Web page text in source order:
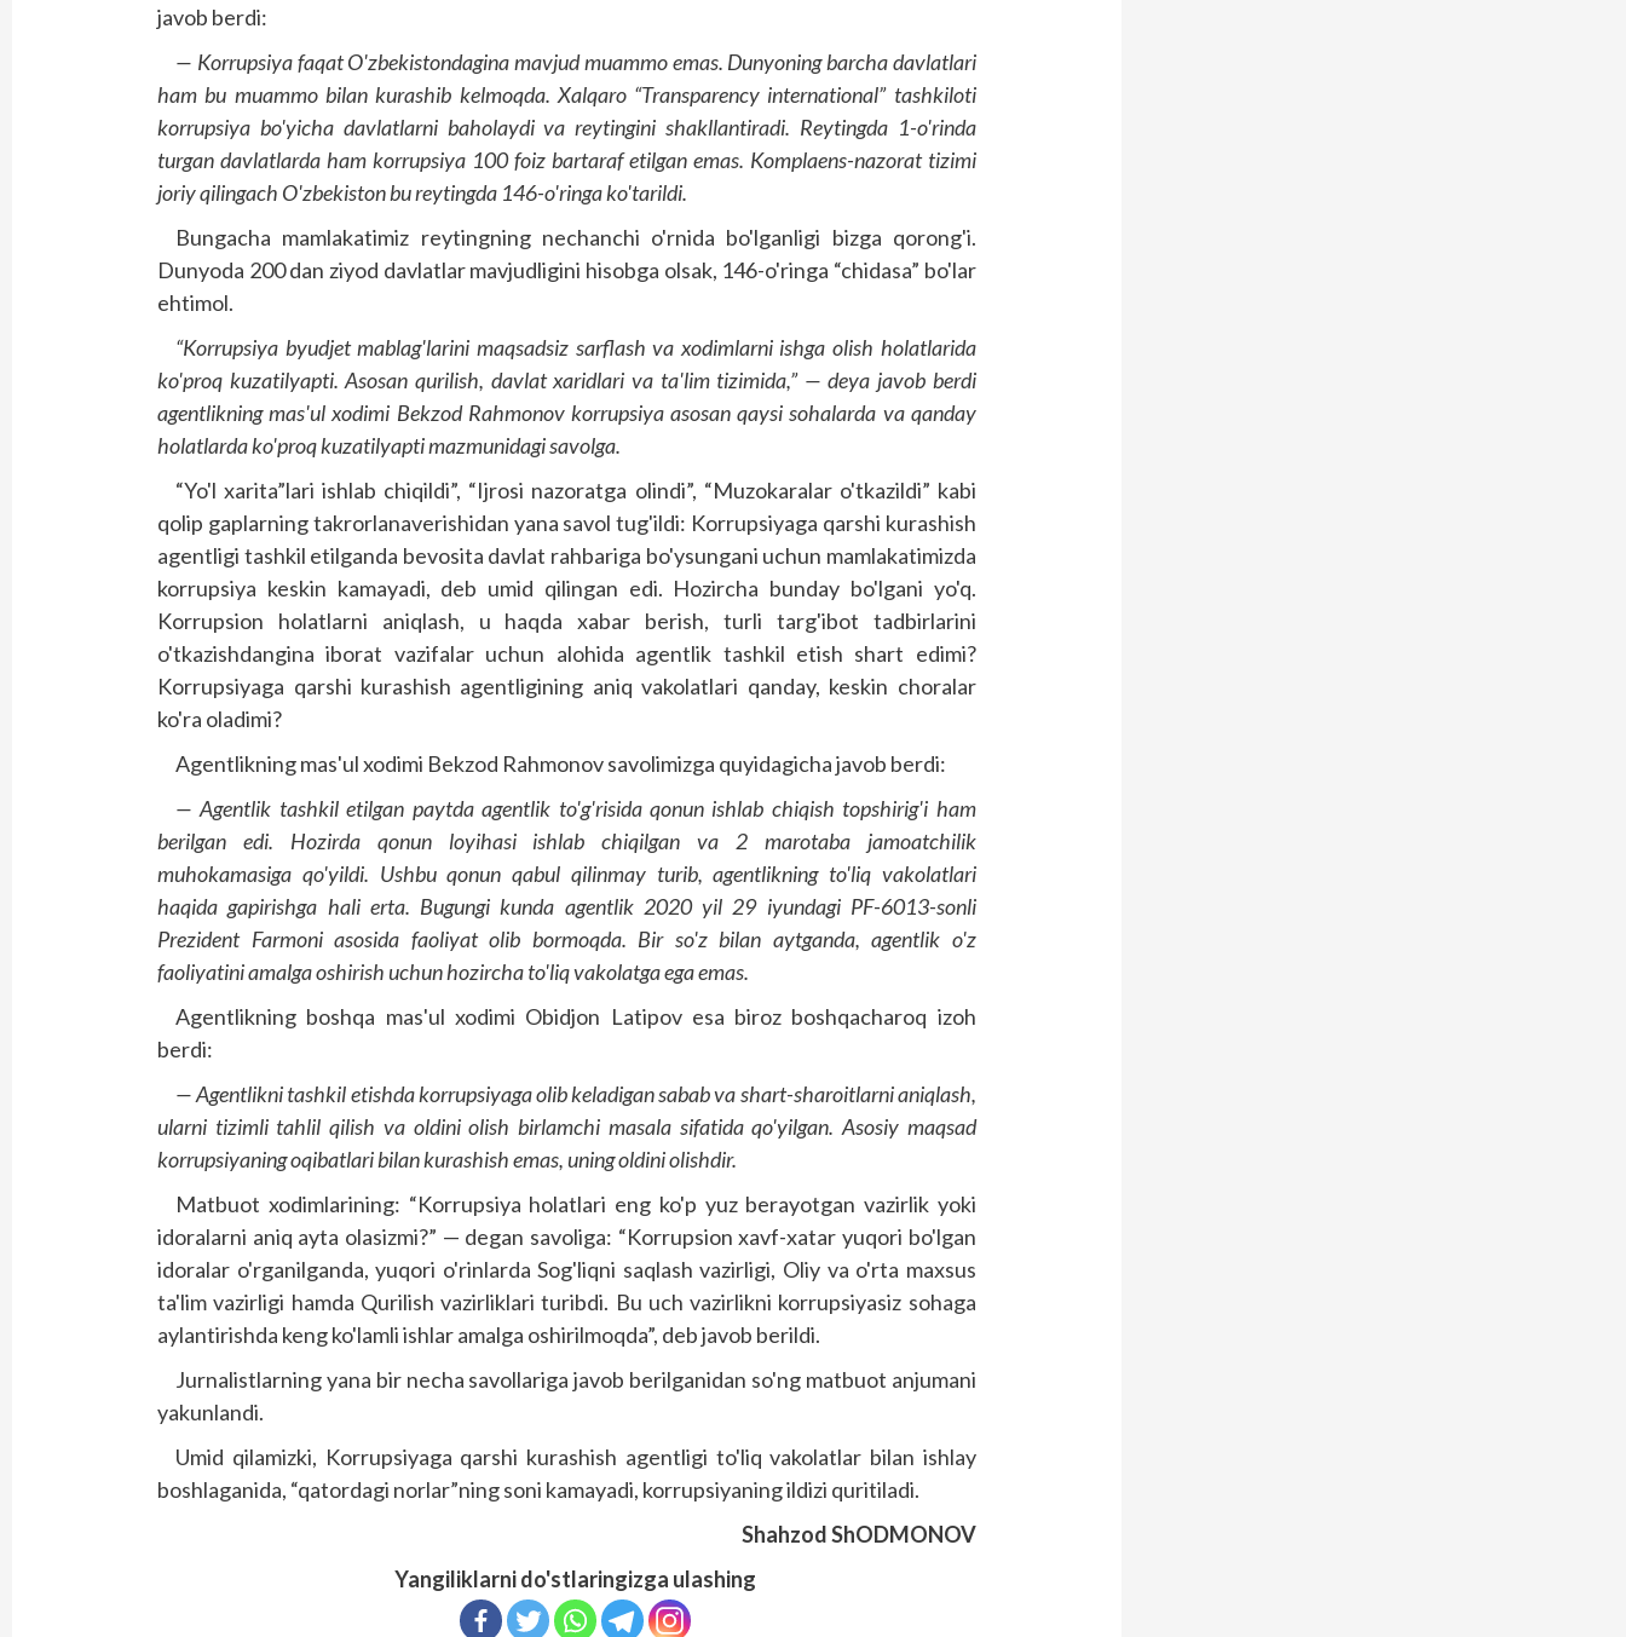
javob berdi:
— Korrupsiya faqat O'zbekistondagina mavjud muammo emas. Dunyoning barcha davlatlari
ham bu muammo bilan kurashib kelmoqda. Xalqaro “Transparency international” tashkiloti
korrupsiya bo'yicha davlatlarni baholaydi va reytingini shakllantiradi. Reytingda 1-o'rinda
turgan davlatlarda ham korrupsiya 100 foiz bartaraf etilgan emas. Komplaens-nazorat tizimi
joriy qilingach O'zbekiston bu reytingda 146-o'ringa ko'tarildi.
Bungacha mamlakatimiz reytingning nechanchi o'rnida bo'lganligi bizga qorong'i.
Dunyoda 200 dan ziyod davlatlar mavjudligini hisobga olsak, 146-o'ringa “chidasa” bo'lar
ehtimol.
“Korrupsiya byudjet mablag'larini maqsadsiz sarflash va xodimlarni ishga olish holatlarida
ko'proq kuzatilyapti. Asosan qurilish, davlat xaridlari va ta'lim tizimida,” — deya javob berdi
agentlikning mas'ul xodimi Bekzod Rahmonov korrupsiya asosan qaysi sohalarda va qanday
holatlarda ko'proq kuzatilyapti mazmunidagi savolga.
“Yo'l xarita”lari ishlab chiqildi”, “Ijrosi nazoratga olindi”, “Muzokaralar o'tkazildi” kabi
qolip gaplarning takrorlanaverishidan yana savol tug'ildi: Korrupsiyaga qarshi kurashish
agentligi tashkil etilganda bevosita davlat rahbariga bo'ysungani uchun mamlakatimizda
korrupsiya keskin kamayadi, deb umid qilingan edi. Hozircha bunday bo'lgani yo'q.
Korrupsion holatlarni aniqlash, u haqda xabar berish, turli targ'ibot tadbirlarini
o'tkazishdangina iborat vazifalar uchun alohida agentlik tashkil etish shart edimi?
Korrupsiyaga qarshi kurashish agentligining aniq vakolatlari qanday, keskin choralar
ko'ra oladimi?
Agentlikning mas'ul xodimi Bekzod Rahmonov savolimizga quyidagicha javob berdi:
— Agentlik tashkil etilgan paytda agentlik to'g'risida qonun ishlab chiqish topshirig'i ham
berilgan edi. Hozirda qonun lo­yihasi ishlab chiqilgan va 2 marotaba jamoatchilik
muhokamasiga qo'yildi. Ushbu qonun qabul qilinmay turib, agentlikning to'liq vakolatlari
haqida gapirishga hali erta. Bugungi kunda agentlik 2020 yil 29 iyundagi PF-6013-sonli
Prezident Farmoni asosida faoliyat olib bormoqda. Bir so'z bilan aytganda, agentlik o'z
faoliyatini amalga oshirish uchun hozircha to'liq vakolatga ega emas.
Agentlikning boshqa mas'ul xodimi Obidjon Latipov esa biroz boshqacharoq izoh
berdi:
— Agentlikni tashkil etishda korrupsiyaga olib keladigan sabab va shart-sharoitlarni aniqlash,
ularni tizimli tahlil qilish va oldini olish birlamchi masala sifatida qo'yilgan. Asosiy maqsad
korrupsiyaning oqibatlari bilan kurashish emas, uning oldini olishdir.
Matbuot xodimlarining: “Korrupsiya holatlari eng ko'p yuz berayotgan vazirlik yoki
idoralarni aniq ayta olasizmi?” — degan savoliga: “Korrupsion xavf-xatar yuqori bo'lgan
idoralar o'rganilganda, yuqori o'rinlarda Sog'liqni saqlash vazirligi, Oliy va o'rta maxsus
ta'lim vazirligi hamda Qurilish vazirliklari turibdi. Bu uch vazirlikni korrupsiyasiz sohaga
aylantirishda keng ko'lamli ishlar amalga oshirilmoqda”, deb javob berildi.
Jurnalistlarning yana bir necha savollariga javob berilganidan so'ng matbuot anjumani
yakunlandi.
Umid qilamizki, Korrupsiyaga qarshi kurashish agentligi to'liq vakolatlar bilan ishlay
boshlaganida, “qatordagi norlar”ning soni ka­mayadi, korrupsiyaning ildizi quritiladi.
Shahzod ShODMONOV
Yangiliklarni do'stlaringizga ulashing